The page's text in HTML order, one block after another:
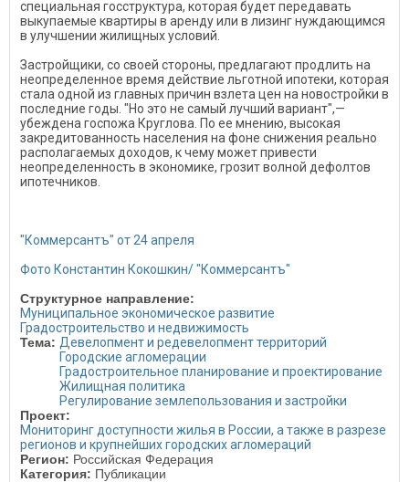
специальная госструктура, которая будет передавать
выкупаемые квартиры в аренду или в лизинг нуждающимся
в улучшении жилищных условий.
Застройщики, со своей стороны, предлагают продлить на
неопределенное время действие льготной ипотеки, которая
стала одной из главных причин взлета цен на новостройки в
последние годы. "Но это не самый лучший вариант",—
убеждена госпожа Круглова. По ее мнению, высокая
закредитованность населения на фоне снижения реально
располагаемых доходов, к чему может привести
неопределенность в экономике, грозит волной дефолтов
ипотечников.
"Коммерсантъ" от 24 апреля
Фото Константин Кокошкин/ "Коммерсантъ"
Структурное направление:
Муниципальное экономическое развитие
Градостроительство и недвижимость
Тема: Девелопмент и редевелопмент территорий
Городские агломерации
Градостроительное планирование и проектирование
Жилищная политика
Регулирование землепользования и застройки
Проект:
Мониторинг доступности жилья в России, а также в разрезе
регионов и крупнейших городских агломераций
Регион: Российская Федерация
Категория: Публикации